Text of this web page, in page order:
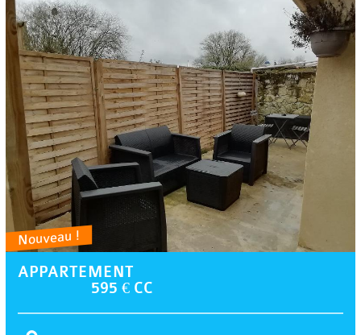
Nouveau !
APPARTEMENT
595 € CC